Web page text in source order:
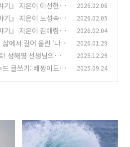
기』 지은이 이선현,
2026.02.06
기』 지은이 노성숙,
2026.02.05
기』 지은이 김애령,
2026.02.04
에서 길어 올린 ‘나의
상가를 함께 만나는
철학자의 철학 이야
2026.01.29
! 성해영 선생님의
었습니다!
(1)
2025.12.29
드 글쓰기: 베짱이도서
2025.09.24